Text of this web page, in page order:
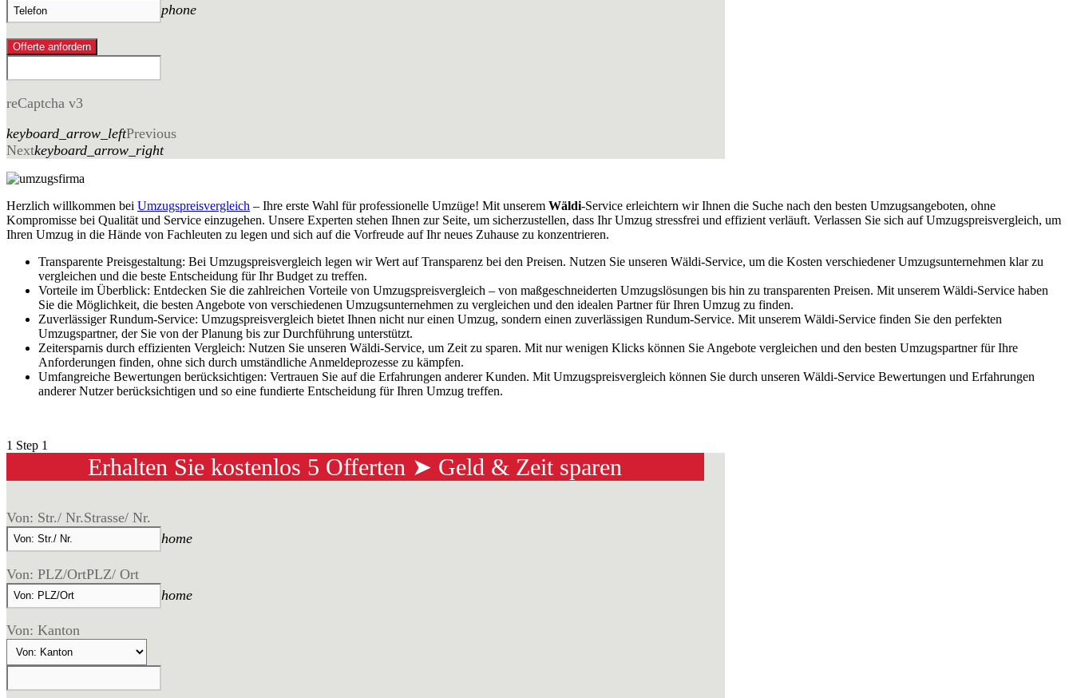
phone
Offerte anfordern
reCaptcha v3
keyboard_arrow_leftPrevious
Nextkeyboard_arrow_right
Herzlich willkommen bei Umzugspreisvergleich – Ihre erste Wahl für professionelle Umzüge! Mit unserem Wäldi-Service erleichtern wir Ihnen die Suche nach den besten Umzugsangeboten, ohne
Kompromisse bei Qualität und Service einzugehen. Unsere Experten stehen Ihnen zur Seite, um sicherzustellen, dass Ihr Umzug stressfrei und effizient verläuft. Verlassen Sie sich auf Umzugspreisvergleich, um
Ihren Umzug in die Hände von Fachleuten zu legen und sich auf die Vorfreude auf Ihr neues Zuhause zu konzentrieren.
Transparente Preisgestaltung: Bei Umzugspreisvergleich legen wir Wert auf Transparenz bei den Preisen. Nutzen Sie unseren Wäldi-Service, um die Kosten verschiedener Umzugsunternehmen klar zu
vergleichen und die beste Entscheidung für Ihr Budget zu treffen.
Vorteile im Überblick: Entdecken Sie die zahlreichen Vorteile von Umzugspreisvergleich – von maßgeschneiderten Umzugslösungen bis hin zu transparenten Preisen. Mit unserem Wäldi-Service haben
Sie die Möglichkeit, die besten Angebote von verschiedenen Umzugsunternehmen zu vergleichen und den idealen Partner für Ihren Umzug zu finden.
Zuverlässiger Rundum-Service: Umzugspreisvergleich bietet Ihnen nicht nur einen Umzug, sondern einen zuverlässigen Rundum-Service. Mit unserem Wäldi-Service finden Sie den perfekten
Umzugspartner, der Sie von der Planung bis zur Durchführung unterstützt.
Zeitersparnis durch effizienten Vergleich: Nutzen Sie unseren Wäldi-Service, um Zeit zu sparen. Mit nur wenigen Klicks können Sie Angebote vergleichen und den besten Umzugspartner für Ihre
Anforderungen finden, ohne sich durch umständliche Anmeldeprozesse zu kämpfen.
Umfangreiche Bewertungen berücksichtigen: Vertrauen Sie auf die Erfahrungen anderer Kunden. Mit Umzugspreisvergleich können Sie durch unseren Wäldi-Service Bewertungen und Erfahrungen
anderer Nutzer berücksichtigen und so eine fundierte Entscheidung für Ihren Umzug treffen.
1 Step 1
Erhalten Sie kostenlos 5 Offerten ➤ Geld & Zeit sparen
Von: Str./ Nr.Strasse/ Nr.
home
Von: PLZ/OrtPLZ/ Ort
home
Von: Kanton